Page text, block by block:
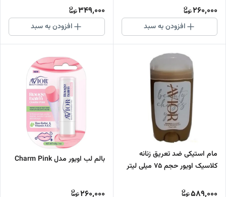
260,000
افزودن به سبد
349,000
افزودن به سبد
مام استیکی ضد تعریق زنانه
کلاسیک اویور حجم 75 میلی لیتر
589,000
بالم لب اویور مدل Charm Pink
260,000